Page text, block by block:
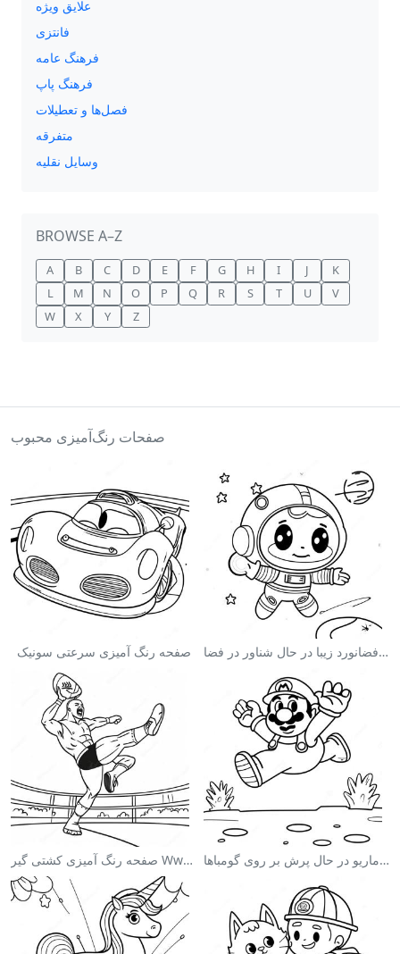
علایق ویژه
فانتزی
فرهنگ عامه
فرهنگ پاپ
فصل‌ها و تعطیلات
متفرقه
وسایل نقلیه
BROWSE A–Z
A B C D E F G H I J
K
L
M N O P Q R S T U
V
W
X Y Z
صفحات رنگ‌آمیزی محبوب
صفحه رنگ آمیزی سرعتی سونیک صفحه رنگ آمیزی فضانورد زیبا در حال شناور در فضا
صفحه رنگ آمیزی کشتی گیر Wwe در حال پرش بر روی حریف صفحه رنگ آمیزی ماریو در حال پرش بر روی گومباها